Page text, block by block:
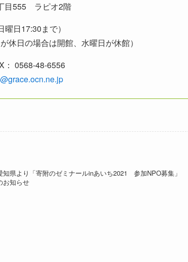
目555 ラピオ2階
日17:30まで）
休日の場合は開館、水曜日が休館）
0568-48-6556
知県より「寄附のゼミナールinあいち2021 参加NPO募集」
お知らせ